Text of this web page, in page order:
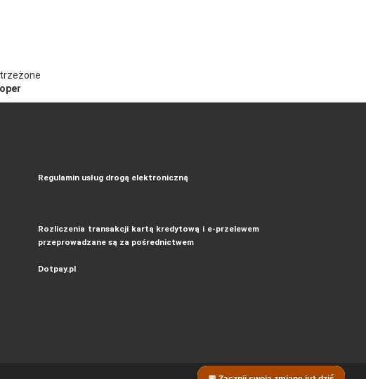
Regulamin usług drogą elektroniczną
Rozliczenia transakcji kartą kredytową i e-przelewem
przeprowadzane są za pośrednictwem
Dotpay.pl